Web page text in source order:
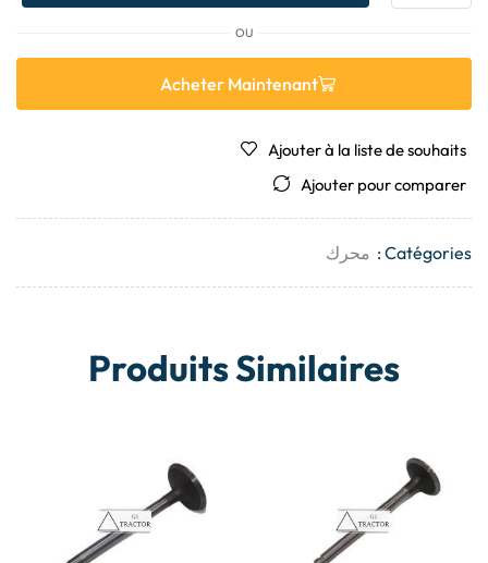
OU
Acheter Maintenant
Ajouter à la liste de souhaits
Ajouter pour comparer
Catégories : محرك
Produits Similaires